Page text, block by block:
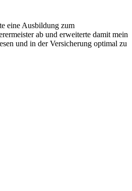
eine Ausbildung zum
ab und erweiterte damit mein
und in der Versicherung optimal zu